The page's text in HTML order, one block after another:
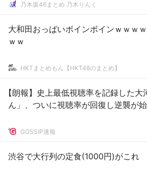
乃木坂46まとめ 乃木りんく
大和田おっぱいボインボインｗｗｗ
ｗｗ
HKTまとめもん【HKT48のまとめ】
【朗報】史上最低視聴率を記録した大
ん」、ついに視聴率が回復し逆襲が
GOSSIP速報
渋谷で大行列の定食(1000円)がこれ